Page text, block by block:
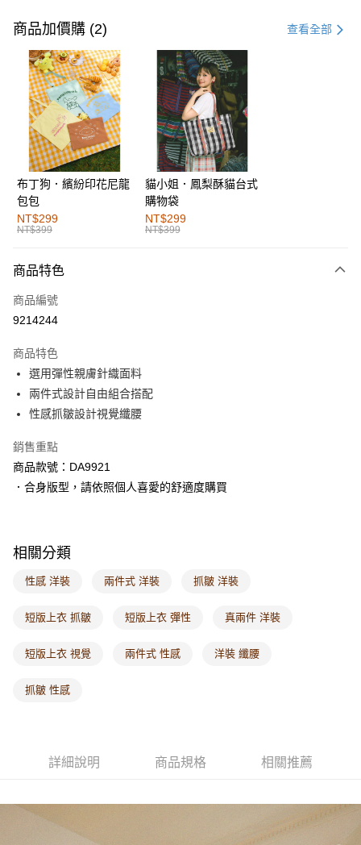
信用卡一次付款
購物金
超商取貨付款
LINE Pay
街口支付
運送方式
全家取貨付款
每筆NT$60，滿NT$1,000(含以上)免運費
付款後全家取貨
萊爾富取貨付款
付款後萊爾富取貨
每筆NT$60，滿NT$1,000(含以上)免運費
7-11取貨付款
每筆NT$60，滿NT$1,000(含以上)免運費
付款後7-11取貨
每筆NT$60，滿NT$1,000(含以上)免運費
每筆NT$120，滿NT$1,000(含以上)免運費
付款後門市自取
海外配送-港/澳/新/馬/泰國專屬
海外配送-其他亞洲地區
海外配送-歐美地區
商品加價購 (2) 查看全部
布丁狗．繽紛印花尼龍
包包
NT$299
NT$399
貓小姐．鳳梨酥貓台式
購物袋
NT$299
NT$399
商品特色
商品編號
9214244
商品特色
選用彈性親膚針織面料
兩件式設計自由組合搭配
性感抓皺設計視覺纖腰
銷售重點
商品款號：DA9921
．合身版型，請依照個人喜愛的舒適度購買
相關分類
性感 洋裝 兩件式 洋裝 抓皺 洋裝
短版上衣 抓皺 短版上衣 彈性 真兩件 洋裝
短版上衣 視覺 兩件式 性感 洋裝 纖腰
抓皺 性感
詳細說明 商品規格 相關推薦